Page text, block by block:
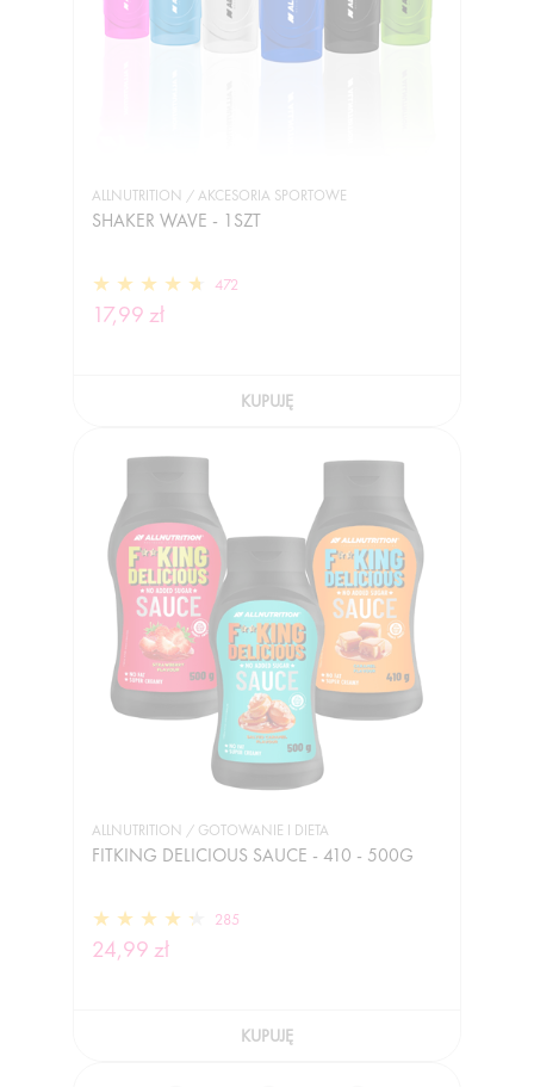
ALLNUTRITION / AKCESORIA SPORTOWE
SHAKER WAVE - 1SZT
472
17,99 zł
KUPUJĘ
ALLNUTRITION / GOTOWANIE I DIETA
FITKING DELICIOUS SAUCE - 410 - 500G
285
24,99 zł
KUPUJĘ